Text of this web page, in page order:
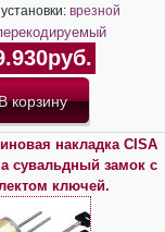
врезной
накладка CISA
сувальдный замок с
ключей.